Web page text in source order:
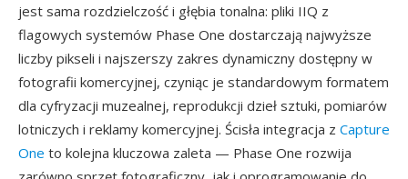
jest sama rozdzielczość i głębia tonalna: pliki IIQ z
flagowych systemów Phase One dostarczają najwyższe
liczby pikseli i najszerszy zakres dynamiczny dostępny w
fotografii komercyjnej, czyniąc je standardowym formatem
dla cyfryzacji muzealnej, reprodukcji dzieł sztuki, pomiarów
lotniczych i reklamy komercyjnej. Ścisła integracja z Capture
One to kolejna kluczowa zaleta — Phase One rozwija